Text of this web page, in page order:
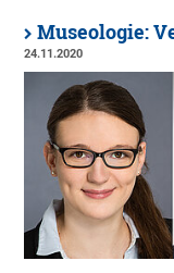
Museologie:
24.11.2020